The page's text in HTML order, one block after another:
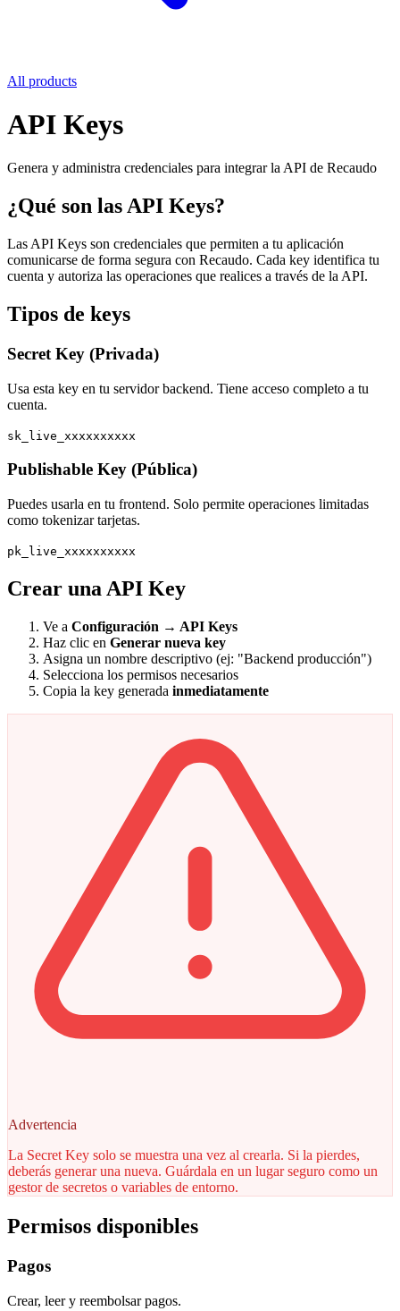
All products
API Keys
Genera y administra credenciales para integrar la API de Recaudo
¿Qué son las API Keys?
Las API Keys son credenciales que permiten a tu aplicación
comunicarse de forma segura con Recaudo. Cada key identifica tu
cuenta y autoriza las operaciones que realices a través de la API.
Tipos de keys
Secret Key (Privada)
Usa esta key en tu servidor backend. Tiene acceso completo a tu
cuenta.
sk_live_xxxxxxxxxx
Publishable Key (Pública)
Puedes usarla en tu frontend. Solo permite operaciones limitadas
como tokenizar tarjetas.
pk_live_xxxxxxxxxx
Crear una API Key
Ve a Configuración → API Keys
Haz clic en Generar nueva key
Asigna un nombre descriptivo (ej: "Backend producción")
Selecciona los permisos necesarios
Copia la key generada inmediatamente
Advertencia
La Secret Key solo se muestra una vez al crearla. Si la pierdes,
deberás generar una nueva. Guárdala en un lugar seguro como un
gestor de secretos o variables de entorno.
Permisos disponibles
Pagos
Crear, leer y reembolsar pagos.